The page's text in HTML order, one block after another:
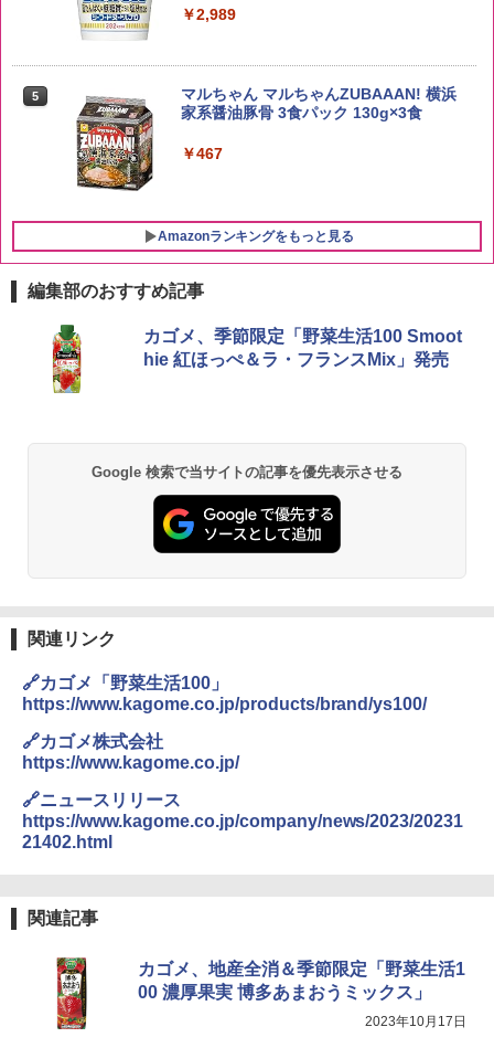
5 新潟県産新之助 無洗米 5kg 令和7年産
￥4,536
5
サントリー シングルモルト ウイスキー
白州 Story of the Distillery 2026 化粧箱
入 700ml
￥20,000
￥2,989
5
マルちゃん マルちゃんZUBAAAN! 横浜
家系醤油豚骨 3食パック 130g×3食
￥467
Amazonランキングをもっと見る
シャープ 過熱水蒸気 オーブンレンジ 23
L 1段調理 ブラック RE-WF232-B シンプ
ル操作 コンパクト 一人暮らし 二人暮ら
￥29,582
[山善] スチームオーブンレンジ 25L 一人
ーム調理 フラットテーブル トースト機
4
0℃ 1段調理 フラットテーブル 電子レン
ジ 赤外線センサー ノンフライ調理 簡単
お手入れ 小型 新生活 一人暮らし 二人暮
編集部のおすすめ記事
カゴメ、季節限定「野菜生活100 Smoot
hie 紅ほっぺ＆ラ・フランスMix」発売
Google 検索で当サイトの記事を優先表示させる
関連リンク
🔗カゴメ「野菜生活100」
https://www.kagome.co.jp/products/brand/ys100/
🔗カゴメ株式会社
https://www.kagome.co.jp/
🔗ニュースリリース
https://www.kagome.co.jp/company/news/2023/20231
21402.html
関連記事
カゴメ、地産全消＆季節限定「野菜生活1
00 濃厚果実 博多あまおうミックス」
2023年10月17日